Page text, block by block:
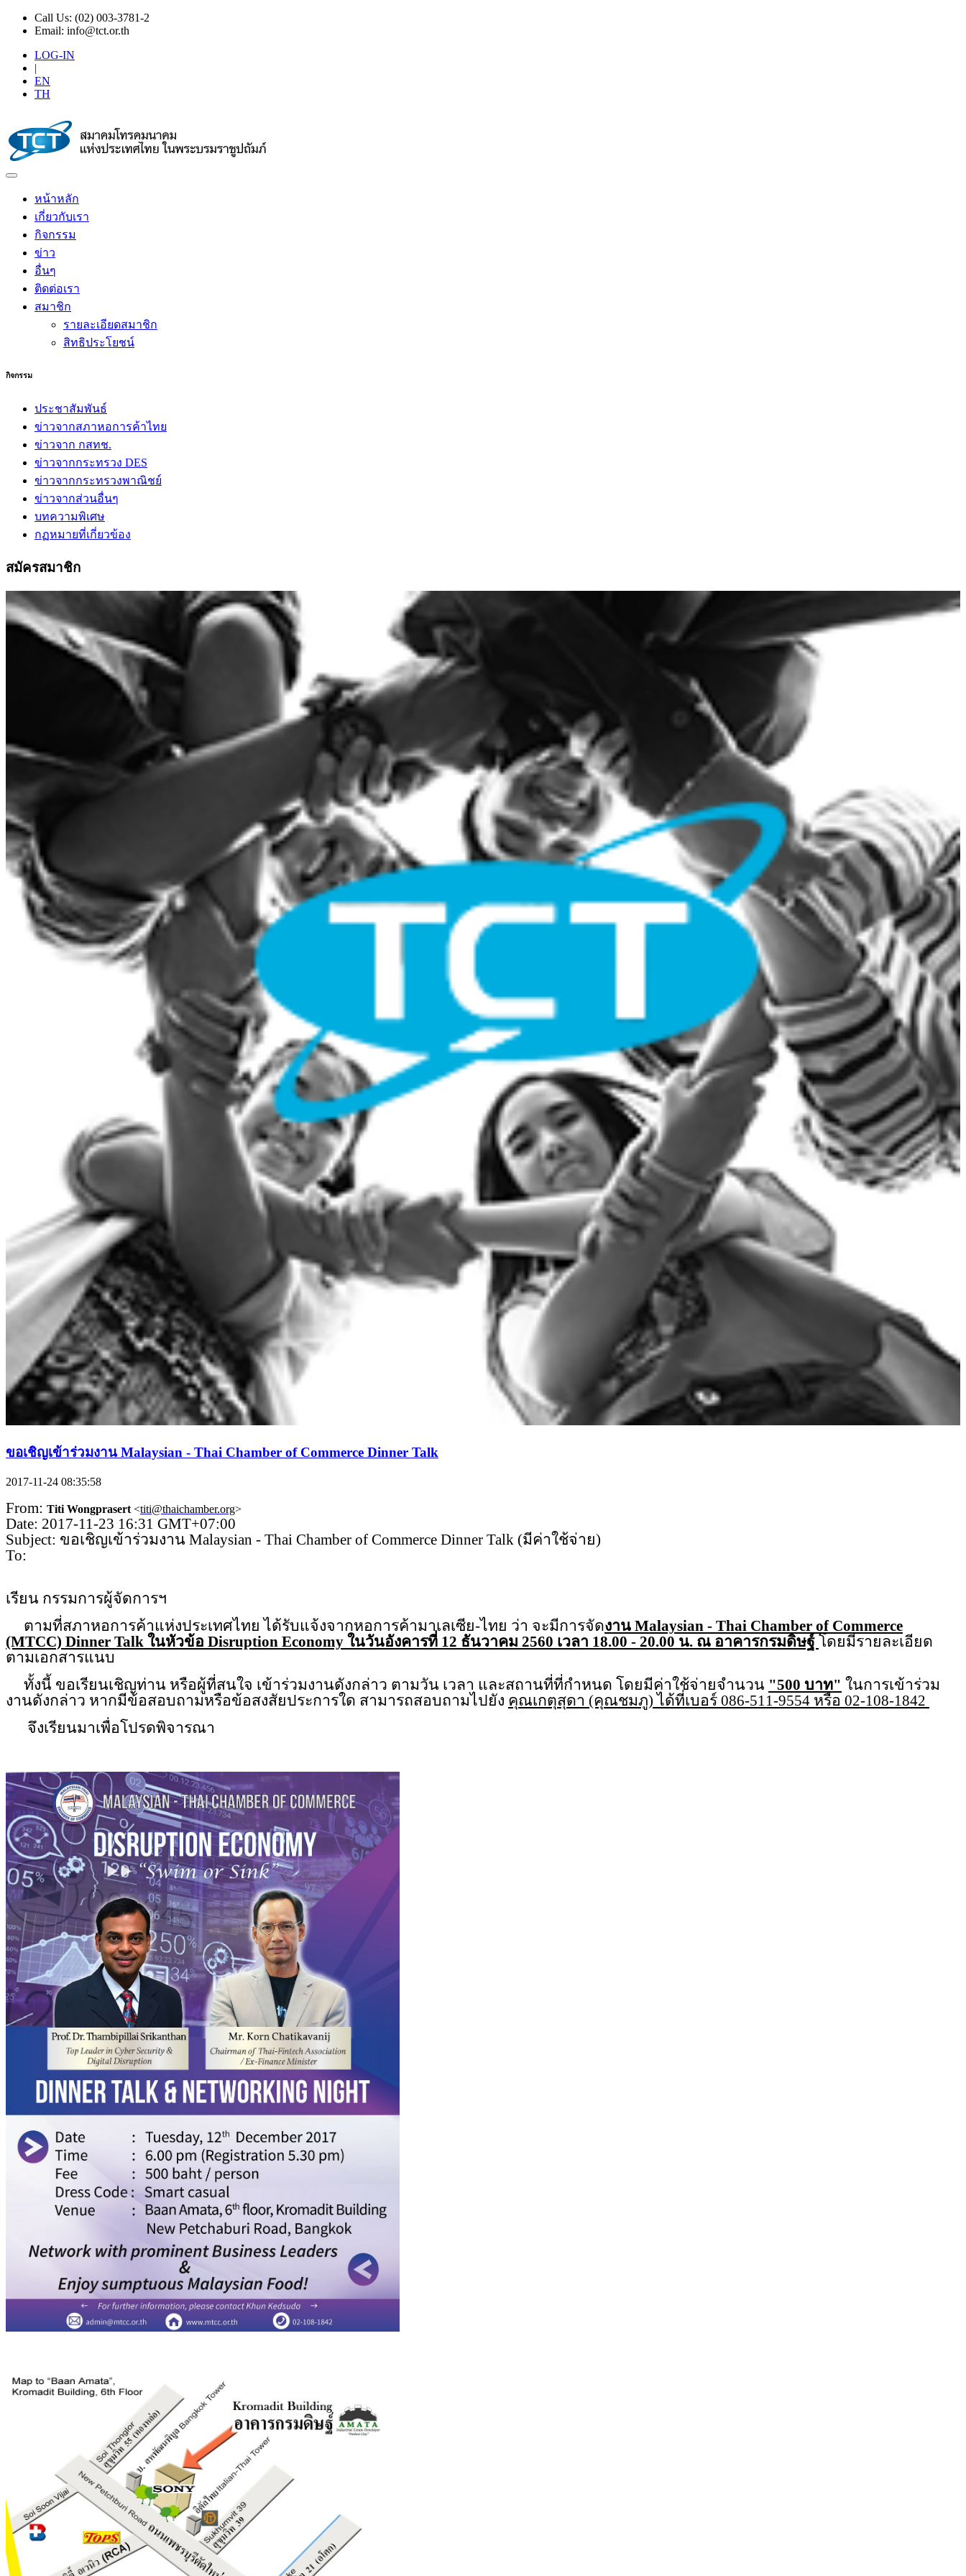
Call Us: (02) 003-3781-2
Email: info@tct.or.th
LOG-IN
|
EN
TH
หน้าหลัก
เกี่ยวกับเรา
กิจกรรม
ข่าว
อื่นๆ
ติดต่อเรา
สมาชิก
รายละเอียดสมาชิก
สิทธิประโยชน์
กิจกรรม
ประชาสัมพันธ์
ข่าวจากสภาหอการค้าไทย
ข่าวจาก กสทช.
ข่าวจากกระทรวง DES
ข่าวจากกระทรวงพาณิชย์
ข่าวจากส่วนอื่นๆ
บทความพิเศษ
กฏหมายที่เกี่ยวข้อง
สมัครสมาชิก
ขอเชิญเข้าร่วมงาน Malaysian - Thai Chamber of Commerce Dinner Talk
2017-11-24 08:35:58
From: Titi Wongprasert <titi@thaichamber.org>
Date: 2017-11-23 16:31 GMT+07:00
Subject: ขอเชิญเข้าร่วมงาน Malaysian - Thai Chamber of Commerce Dinner Talk (มีค่าใช้จ่าย)
To:
เรียน กรรมการผู้จัดการฯ
ตามที่สภาหอการค้าแห่งประเทศไทย ได้รับแจ้งจากหอการค้ามาเลเซีย-ไทย ว่า จะมีการจัดงาน Malaysian - Thai Chamber of Commerce
(MTCC) Dinner Talk ในหัวข้อ Disruption Economy ในวันอังคารที่ 12 ธันวาคม 2560 เวลา 18.00 - 20.00 น. ณ อาคารกรมดิษฐ์ โดยมีรายละเอียด
ตามเอกสารแนบ
ทั้งนี้ ขอเรียนเชิญท่าน หรือผู้ที่สนใจ เข้าร่วมงานดังกล่าว ตามวัน เวลา และสถานที่ที่กำหนด โดยมีค่าใช้จ่ายจำนวน "500 บาท" ในการเข้าร่วม
งานดังกล่าว หากมีข้อสอบถามหรือข้อสงสัยประการใด สามารถสอบถามไปยัง คุณเกตุสุดา (คุณชมภู) ได้ที่เบอร์ 086-511-9554 หรือ 02-108-1842
จึงเรียนมาเพื่อโปรดพิจารณา